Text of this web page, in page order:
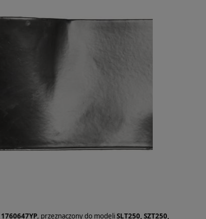
1760647YP, przeznaczony do modeliSLT250, SZT250,